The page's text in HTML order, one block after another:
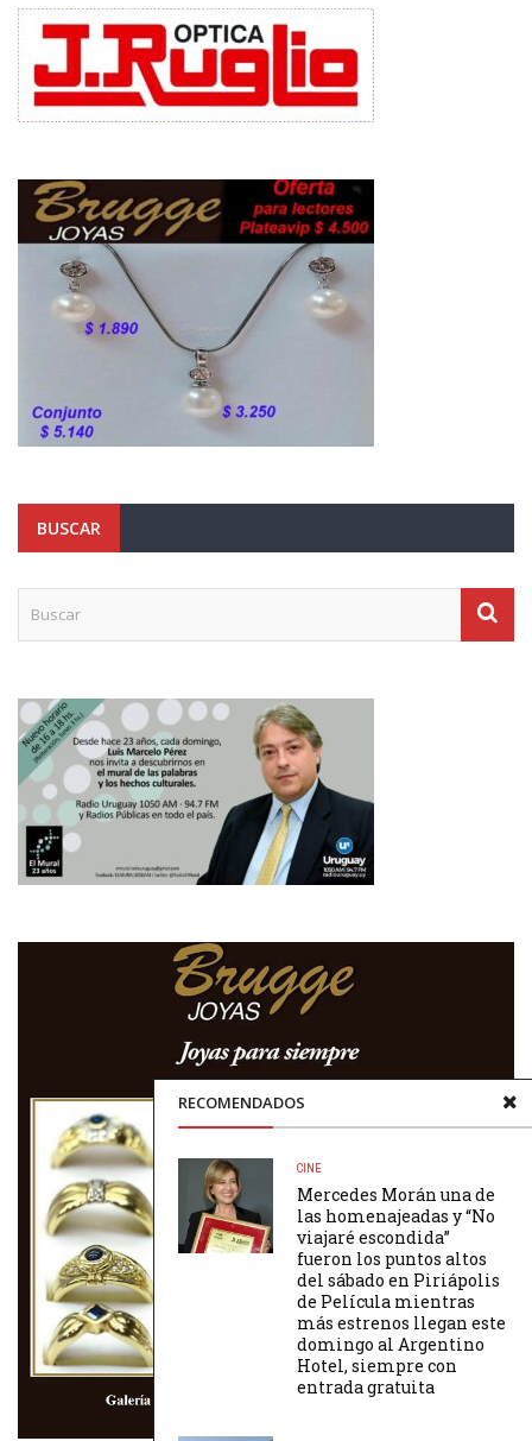
RECOMENDADOS
CINE
Mercedes Morán una de
las homenajeadas y “No
viajaré escondida”
fueron los puntos altos
del sábado en Piriápolis
de Película mientras
más estrenos llegan este
domingo al Argentino
Hotel, siempre con
entrada gratuita
BUSCAR